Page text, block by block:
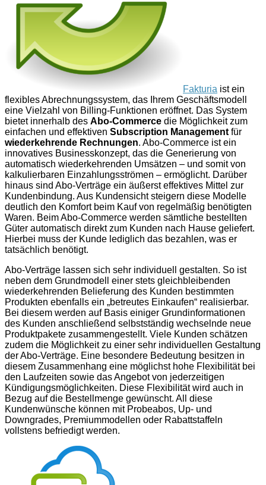
Fakturia ist ein
flexibles Abrechnungssystem, das Ihrem Geschäftsmodell
eine Vielzahl von Billing-Funktionen eröffnet. Das System
bietet innerhalb des Abo-Commerce die Möglichkeit zum
einfachen und effektiven Subscription Management für
wiederkehrende Rechnungen. Abo-Commerce ist ein
innovatives Businesskonzept, das die Generierung von
automatisch wiederkehrenden Umsätzen – und somit von
kalkulierbaren Einzahlungsströmen – ermöglicht. Darüber
hinaus sind Abo-Verträge ein äußerst effektives Mittel zur
Kundenbindung. Aus Kundensicht steigern diese Modelle
deutlich den Komfort beim Kauf von regelmäßig benötigten
Waren. Beim Abo-Commerce werden sämtliche bestellten
Güter automatisch direkt zum Kunden nach Hause geliefert.
Hierbei muss der Kunde lediglich das bezahlen, was er
tatsächlich benötigt.
Abo-Verträge lassen sich sehr individuell gestalten. So ist
neben dem Grundmodell einer stets gleichbleibenden
wiederkehrenden Belieferung des Kunden bestimmten
Produkten ebenfalls ein „betreutes Einkaufen“ realisierbar.
Bei diesem werden auf Basis einiger Grundinformationen
des Kunden anschließend selbstständig wechselnde neue
Produktpakete zusammengestellt. Viele Kunden schätzen
zudem die Möglichkeit zu einer sehr individuellen Gestaltung
der Abo-Verträge. Eine besondere Bedeutung besitzen in
diesem Zusammenhang eine möglichst hohe Flexibilität bei
den Laufzeiten sowie das Angebot von jederzeitigen
Kündigungsmöglichkeiten. Diese Flexibilität wird auch in
Bezug auf die Bestellmenge gewünscht. All diese
Kundenwünsche können mit Probeabos, Up- und
Downgrades, Premiummodellen oder Rabattstaffeln
vollstens befriedigt werden.